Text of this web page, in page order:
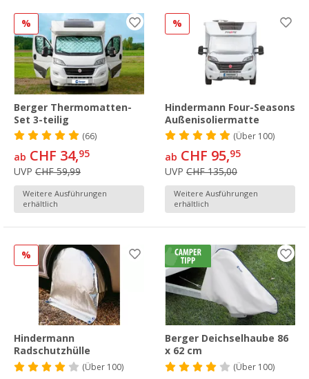
%
Berger Thermomatten-
Set 3-teilig
(66)
ab CHF 34,95
UVP CHF 59,99
Weitere Ausführungen
erhältlich
%
Hindermann Four-Seasons
Außenisoliermatte
(Über100)
ab CHF 95,95
UVP CHF 135,00
Weitere Ausführungen
erhältlich
%
Hindermann
Radschutzhülle
(Über100)
Berger Deichselhaube 86
x 62 cm
(Über100)